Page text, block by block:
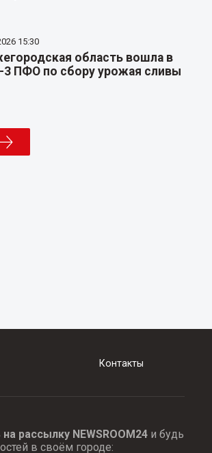
15:30
область вошла в
3 ПФО по сбору урожая сливы
Контакты
рассылку NEWSROOM24и будь
в своём городе: